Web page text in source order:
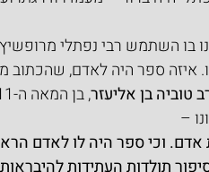
בו השתמש רבי נפתלי מרופשיץ
איזה ספר היה לאדם, שהכתוב
טוביה בן אליעזר
–
אדם. וכי ספר היה לו לאדם
תולדות העתידות להיבראות